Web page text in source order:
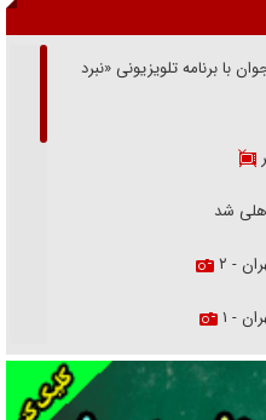
با برنامه تلویزیونی «نبرد
شد
- ۲
- ۱
می‌زد